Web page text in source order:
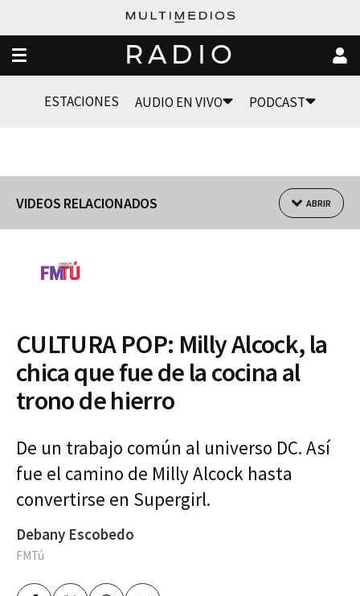
RADIO
ESTACIONES AUDIO EN VIVO PODCAST
VIDEOS RELACIONADOS ABRIR
CULTURA POP: Milly Alcock, la
chica que fue de la cocina al
trono de hierro
De un trabajo común al universo DC. Así
fue el camino de Milly Alcock hasta
convertirse en Supergirl.
Debany Escobedo
FMTú